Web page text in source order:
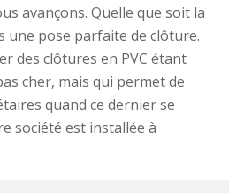
avançons. Quelle que soit la
une pose parfaite de clôture.
des clôtures en PVC étant
cher, mais qui permet de
quand ce dernier se
société est installée à